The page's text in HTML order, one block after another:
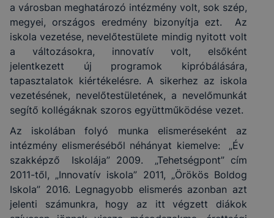
a városban meghatározó intézmény volt, sok szép,
megyei, országos eredmény bizonyítja ezt. Az
iskola vezetése, nevelőtestülete mindig nyitott volt
a változásokra, innovatív volt, elsőként
jelentkezett új programok kipróbálására,
tapasztalatok kiértékelésre. A sikerhez az iskola
vezetésének, nevelőtestületének, a nevelőmunkát
segítő kollégáknak szoros együttműködése vezet.
Az iskolában folyó munka elismeréseként az
intézmény elismeréséből néhányat kiemelve: „Év
szakképző Iskolája” 2009. „Tehetségpont” cím
2011-től, „Innovatív iskola” 2011, „Örökös Boldog
Iskola” 2016. Legnagyobb elismerés azonban azt
jelenti számunkra, hogy az itt végzett diákok